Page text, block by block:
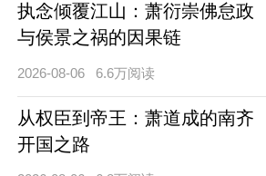
执念倾覆江山：萧衍崇佛怠政
与侯景之祸的因果链
2026-08-06 6.6万阅读
从权臣到帝王：萧道成的南齐
开国之路